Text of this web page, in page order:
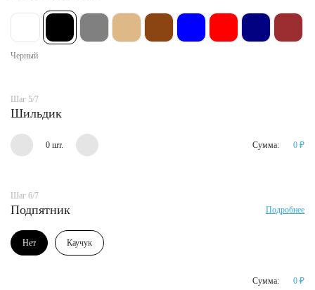
Черный
Шаг 5/7
Шильдик
0 шт. Сумма: 0 ₽
Шаг 6/7
Подпятник Подробнее
Нет Каучук
Сумма: 0 ₽